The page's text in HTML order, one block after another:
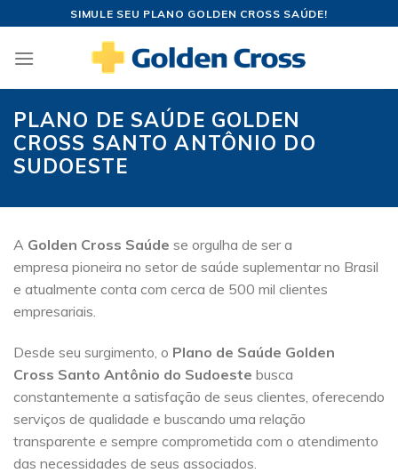
content
SIMULE SEU PLANO GOLDEN CROSS SAÚDE!
PLANO DE SAÚDE GOLDEN
CROSS SANTO ANTÔNIO DO
SUDOESTE
A Golden Cross Saúde se orgulha de ser a
empresa pioneira no setor de saúde suplementar no Brasil
e atualmente conta com cerca de 500 mil clientes
empresariais.
Desde seu surgimento, o Plano de Saúde Golden
Cross Santo Antônio do Sudoeste busca
constantemente a satisfação de seus clientes, oferecendo
serviços de qualidade e buscando uma relação
transparente e sempre comprometida com o atendimento
das necessidades de seus associados.